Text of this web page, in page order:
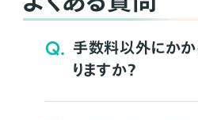
Q. 手数料以外にか
りますか？